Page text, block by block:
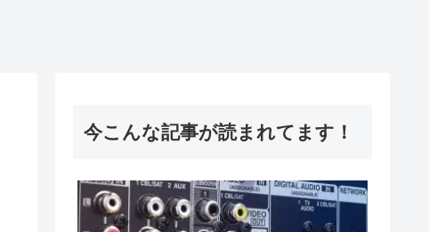
今こんな記事が読まれてます！